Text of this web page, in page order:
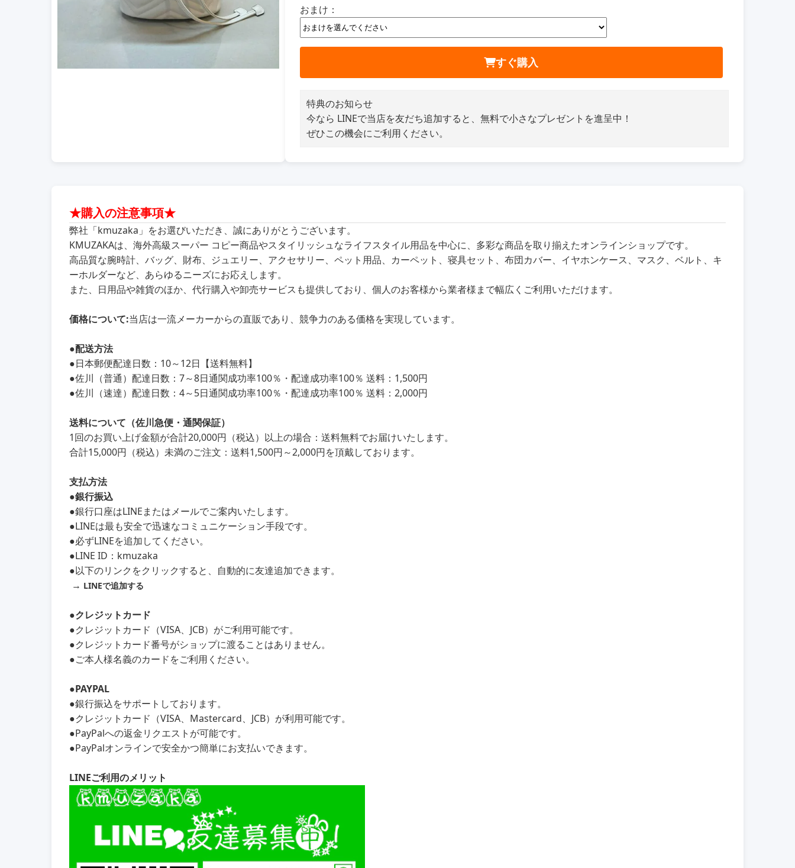
おまけ：
すぐ購入
特典のお知らせ
今なら LINEで当店を友だち追加すると、無料で小さなプレゼントを進呈中！
ぜひこの機会にご利用ください。
★購入の注意事項★
弊社「kmuzaka」をお選びいただき、誠にありがとうございます。
KMUZAKAは、海外高級スーパー コピー商品やスタイリッシュなライフスタイル用品を中心に、多彩な商品を取り揃えたオンラインショップです。
高品質な腕時計、バッグ、財布、ジュエリー、アクセサリー、ペット用品、カーペット、寝具セット、布団カバー、イヤホンケース、マスク、ベルト、キ
ーホルダーなど、あらゆるニーズにお応えします。
また、日用品や雑貨のほか、代行購入や卸売サービスも提供しており、個人のお客様から業者様まで幅広くご利用いただけます。
価格について:当店は一流メーカーからの直販であり、競争力のある価格を実現しています。
●配送方法
●日本郵便配達日数：10～12日【送料無料】
●佐川（普通）配達日数：7～8日通関成功率100％・配達成功率100％ 送料：1,500円
●佐川（速達）配達日数：4～5日通関成功率100％・配達成功率100％ 送料：2,000円
送料について（佐川急便・通関保証）
1回のお買い上げ金額が合計20,000円（税込）以上の場合：送料無料でお届けいたします。
合計15,000円（税込）未満のご注文：送料1,500円～2,000円を頂戴しております。
支払方法
●銀行振込
●銀行口座はLINEまたはメールでご案内いたします。
●LINEは最も安全で迅速なコミュニケーション手段です。
●必ずLINEを追加してください。
●LINE ID：kmuzaka
●以下のリンクをクリックすると、自動的に友達追加できます。
→ LINEで追加する
●クレジットカード
●クレジットカード（VISA、JCB）がご利用可能です。
●クレジットカード番号がショップに渡ることはありません。
●ご本人様名義のカードをご利用ください。
●PAYPAL
●銀行振込をサポートしております。
●クレジットカード（VISA、Mastercard、JCB）が利用可能です。
●PayPalへの返金リクエストが可能です。
●PayPalオンラインで安全かつ簡単にお支払いできます。
LINEご利用のメリット